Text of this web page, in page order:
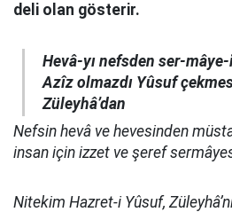
deli olan gösterir.
Hevâ-yı nefsden ser-
Azîz olmazdı Yûsuf
Züleyhâ’dan
Nefsin hevâ ve hevesinden
insan için izzet ve şeref
Nitekim Hazret-i Yûsuf,